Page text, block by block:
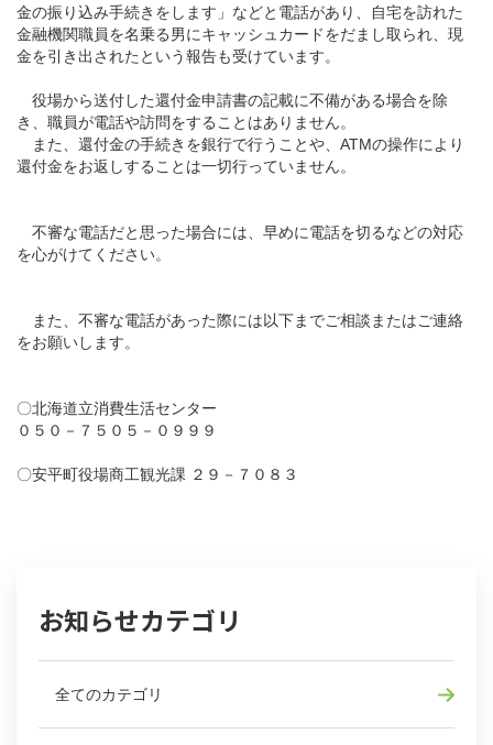
金の振り込み手続きをします」などと電話があり、自宅を訪れた
金融機関職員を名乗る男にキャッシュカードをだまし取られ、現
金を引き出されたという報告も受けています。
役場から送付した還付金申請書の記載に不備がある場合を除
き、職員が電話や訪問をすることはありません。
また、還付金の手続きを銀行で行うことや、ATMの操作により
還付金をお返しすることは一切行っていません。
不審な電話だと思った場合には、早めに電話を切るなどの対応
を心がけてください。
また、不審な電話があった際には以下までご相談またはご連絡
をお願いします。
〇北海道立消費生活センター
０５０－７５０５－０９９９
〇安平町役場商工観光課 ２９－７０８３
お知らせカテゴリ
全てのカテゴリ